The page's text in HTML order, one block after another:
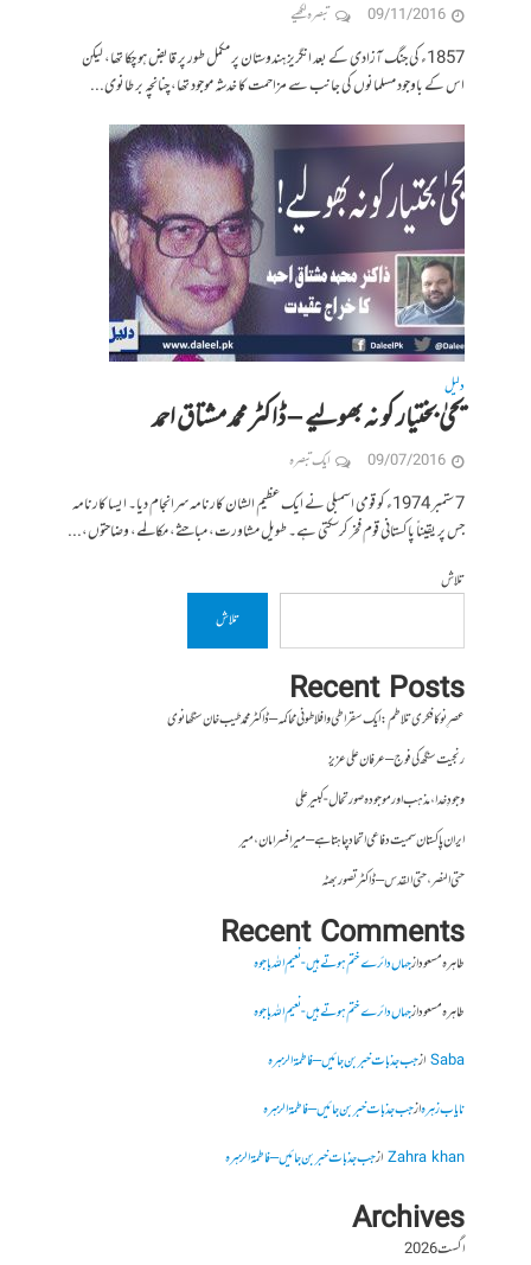
09/11/2016 تبصرہ لکھیے
1857ء کی جنگ آزادی کے بعد انگریز ہندوستان پر مکمل طور پر قابض ہو چکا تھا، لیکن
اس کے باوجود مسلمانوں کی جانب سے مزاحمت کا خدشہ موجود تھا، چنانچہ برطانوی...
دلیل
یحیٰ بختیار کو نہ بھولیے – ڈاکٹر محمد مشتاق احمد
09/07/2016 ایک تبصرہ
7 ستمبر 1974ء کو قومی اسمبلی نے ایک عظیم الشان کارنامہ سرانجام دیا۔ ایسا کارنامہ
جس پر یقیناً پاکستانی قوم فخر کرسکتی ہے۔ طویل مشاورت، مباحثے، مکالمے، وضاحتوں،...
تلاش
تلاش
Recent Posts
عصرِ نو کا فکری تلاطم: ایک سقراطی و افلاطونی محاکمہ – ڈاکٹر محمد طیب خان سنگھانوی
رنجیت سنگھ کی فوج – عرفان علی عزیز
وجودِ خدا، مذہب اور موجودہ صورتحال- کبیر علی
ایران پاکستان سمیت دفاعی اتحاد چاہتا ہے – میر افسر امان،میر
حتی النصر ، حتی القدس – ڈاکٹر تصور بھٹہ
Recent Comments
طاہرہ مسعودازجہاں دائرے ختم ہوتے ہیں- نعیم اللہ باجوہ
طاہرہ مسعودازجہاں دائرے ختم ہوتے ہیں- نعیم اللہ باجوہ
Sabaازجب جذبات خبر بن جائیں – فاطمۃالزہرہ
نایاب زہرہازجب جذبات خبر بن جائیں – فاطمۃالزہرہ
Zahra khanازجب جذبات خبر بن جائیں – فاطمۃالزہرہ
Archives
اگست 2026